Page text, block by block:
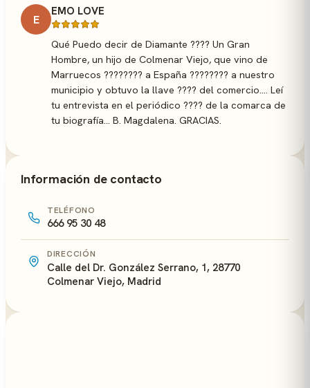
E
EMO LOVE
Qué Puedo decir de Diamante ???? Un Gran
Hombre, un hijo de Colmenar Viejo, que vino de
Marruecos ???????? a España ???????? a nuestro
municipio y obtuvo la llave ????️ del comercio.... Leí
tu entrevista en el periódico ???? de la comarca de
tu biografía... B. Magdalena. GRACIAS.
Información de contacto
TELÉFONO
666 95 30 48
DIRECCIÓN
Calle del Dr. González Serrano, 1, 28770
Colmenar Viejo, Madrid